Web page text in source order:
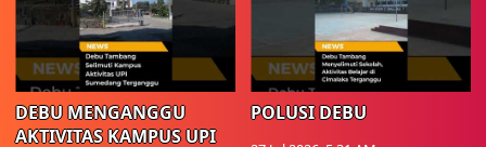
DEBU MENGANGGU
AKTIVITAS KAMPUS UPI
POLUSI DEBU